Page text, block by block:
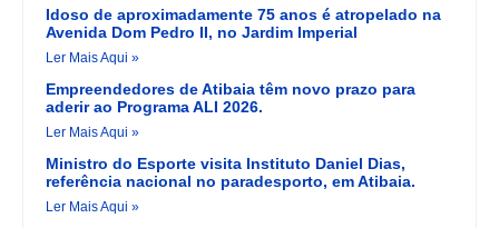
Idoso de aproximadamente 75 anos é atropelado na
Avenida Dom Pedro II, no Jardim Imperial
Ler Mais Aqui »
Empreendedores de Atibaia têm novo prazo para
aderir ao Programa ALI 2026.
Ler Mais Aqui »
Ministro do Esporte visita Instituto Daniel Dias,
referência nacional no paradesporto, em Atibaia.
Ler Mais Aqui »